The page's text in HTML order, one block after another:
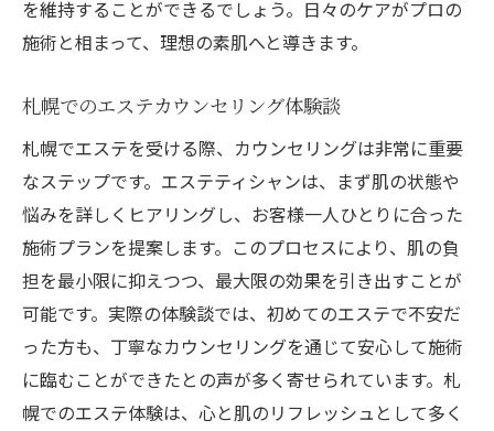
を維持することができるでしょう。日々のケアがプロの
施術と相まって、理想の素肌へと導きます。
札幌でのエステカウンセリング体験談
札幌でエステを受ける際、カウンセリングは非常に重要
なステップです。エステティシャンは、まず肌の状態や
悩みを詳しくヒアリングし、お客様一人ひとりに合った
施術プランを提案します。このプロセスにより、肌の負
担を最小限に抑えつつ、最大限の効果を引き出すことが
可能です。実際の体験談では、初めてのエステで不安だ
った方も、丁寧なカウンセリングを通じて安心して施術
に臨むことができたとの声が多く寄せられています。札
幌でのエステ体験は、心と肌のリフレッシュとして多く